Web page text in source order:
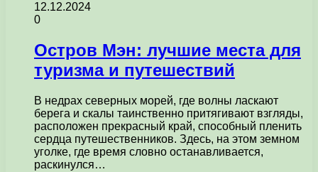
12.12.2024
0
Остров Мэн: лучшие места для
туризма и путешествий
В недрах северных морей, где волны ласкают
берега и скалы таинственно притягивают взгляды,
расположен прекрасный край, способный пленить
сердца путешественников. Здесь, на этом земном
уголке, где время словно останавливается,
раскинулся…